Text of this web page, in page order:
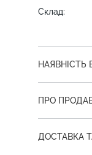
Склад:
НАЯВНІСТЬ
ПРО
ДОСТАВКА